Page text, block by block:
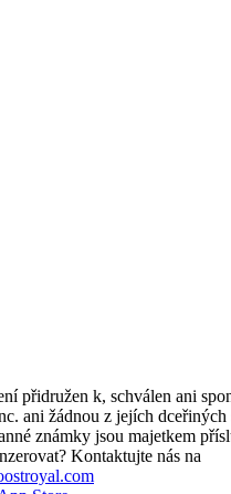
přidružen k, schválen ani
ani žádnou z jejích dceřiných
známky jsou majetkem
Kontaktujte nás na